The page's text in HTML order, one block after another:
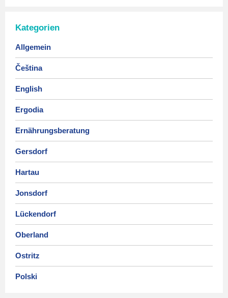
Kategorien
Allgemein
Čeština
English
Ergodia
Ernährungsberatung
Gersdorf
Hartau
Jonsdorf
Lückendorf
Oberland
Ostritz
Polski